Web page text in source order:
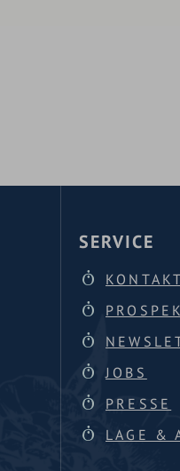
SERVICE
KONTAKT
JOBS
PRESSE
LAGE &